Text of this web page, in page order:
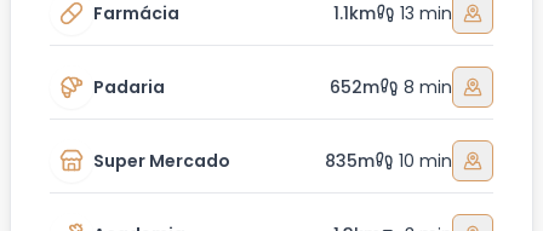
Farmácia 1.1km 13 min
Padaria 652m 8 min
Super Mercado 835m 10 min